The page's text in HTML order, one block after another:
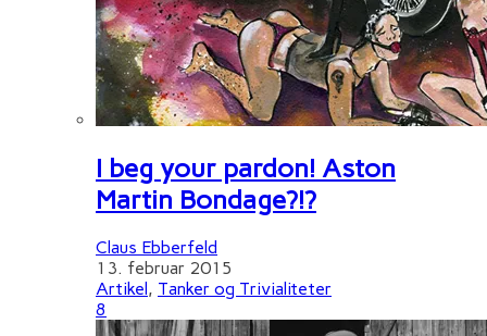
I beg your pardon! Aston
Martin Bondage?!?
Claus Ebberfeld
13. februar 2015
Artikel, Tanker og Trivialiteter
8